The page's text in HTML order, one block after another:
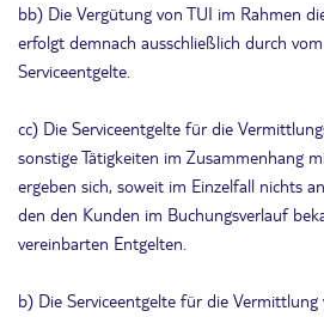
bb) Die Vergütung von TUI im Rahmen
erfolgt demnach ausschließlich durch
Serviceentgelte.
cc) Die Serviceentgelte für die
sonstige Tätigkeiten im Zusammenhang
ergeben sich, soweit im Einzelfall nichts
den den Kunden im Buchungsverlauf
vereinbarten Entgelten.
b) Die Serviceentgelte für die Vermittlung